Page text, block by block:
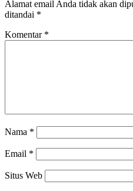
Alamat email Anda tidak akan
ditandai *
Komentar *
Nama *
Email *
Situs Web